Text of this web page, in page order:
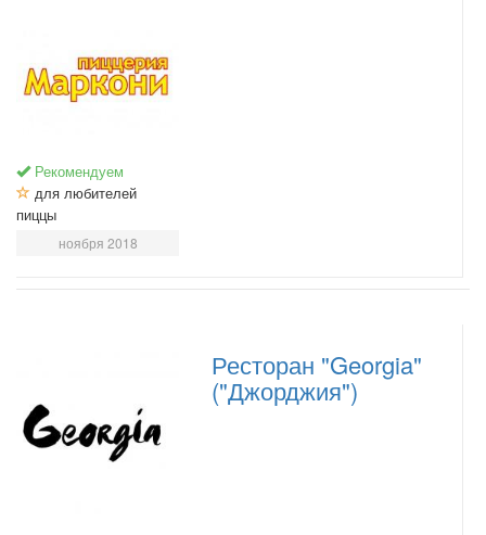
Рекомендуем
для любителей
пиццы
ноября 2018
Ресторан "Georgia"
("Джорджия")